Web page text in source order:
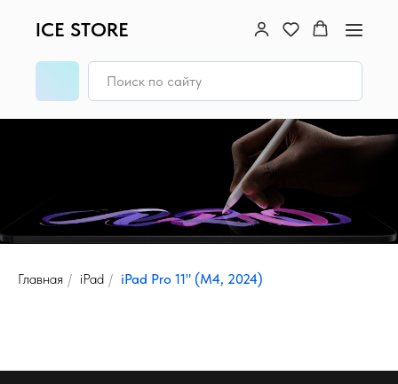
ICE STORE
Главная / iPad / iPad Pro 11" (M4, 2024)